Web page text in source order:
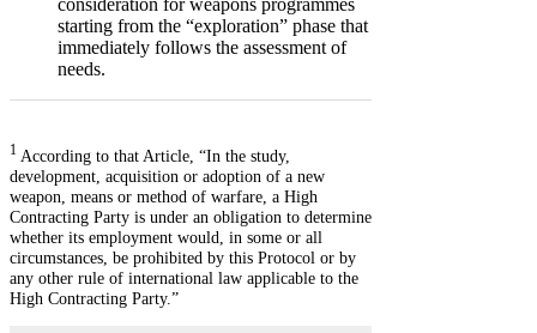
starting from the “exploration” phase that
immediately follows the assessment of
needs.
1 According to that Article, “In the study,
development, acquisition or adoption of a new
weapon, means or method of warfare, a High
Contracting Party is under an obligation to determine
whether its employment would, in some or all
circumstances, be prohibited by this Protocol or by
any other rule of international law applicable to the
High Contracting Party.”